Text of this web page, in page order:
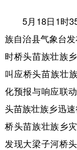
5月18日1时35
族自治县气象台
时桥头苗族壮族
叫应桥头苗族壮
化预报与响应联
头苗族壮族乡迅
桥头苗族壮族乡
发现大梁子河桥